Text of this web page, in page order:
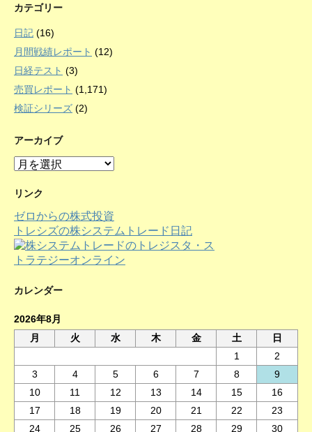
カテゴリー
日記 (16)
月間戦績レポート (12)
日経テスト (3)
売買レポート (1,171)
検証シリーズ (2)
アーカイブ
ア
カ
ブ
リンク
ゼロからの株式投資
トレシズの株システムトレード日記
カレンダー
2026年8月
月
火 水 木 金 土
日
1
2
3
4 5 6 7 8
9
10
11 12 13 14 15
16
17
18 19 20 21 22
23
24
25 26 27 28 29 30